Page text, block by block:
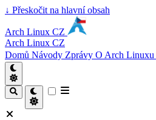
↓ Přeskočit na hlavní obsah
Arch Linux CZ
Arch Linux CZ
Domů Návody Zprávy O Arch Linuxu